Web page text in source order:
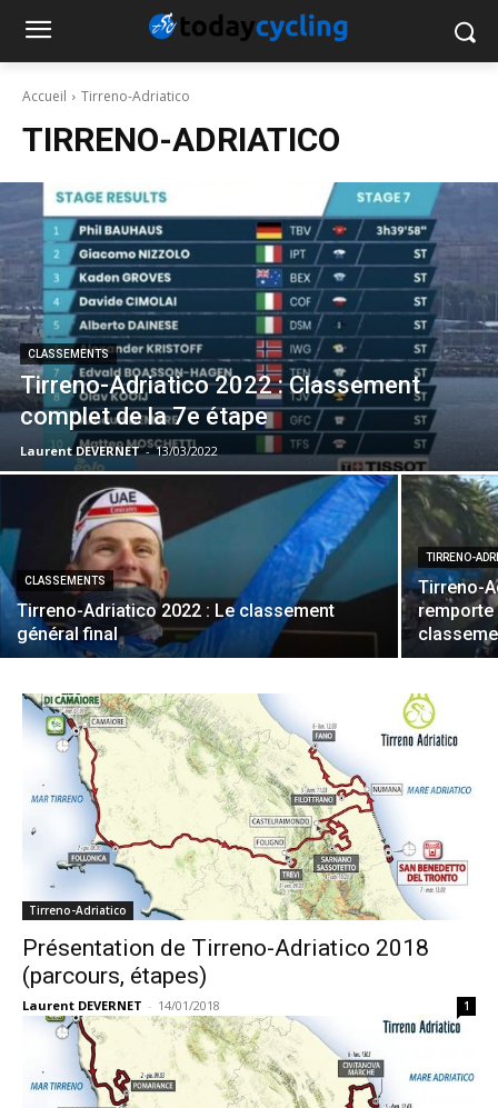
Accueil Tirreno-Adriatico
TIRRENO-ADRIATICO
CLASSEMENTS
Tirreno-Adriatico 2022 : Classement
complet de la 7e étape
Laurent DEVERNET - 13/03/2022
CLASSEMENTS
Tirreno-Adriatico 2022 : Le classement
général final
TIRRENO-
Tirreno-
remporte
Tirreno-Adriatico
Présentation de Tirreno-Adriatico 2018
(parcours, étapes)
Laurent DEVERNET - 14/01/2018 1